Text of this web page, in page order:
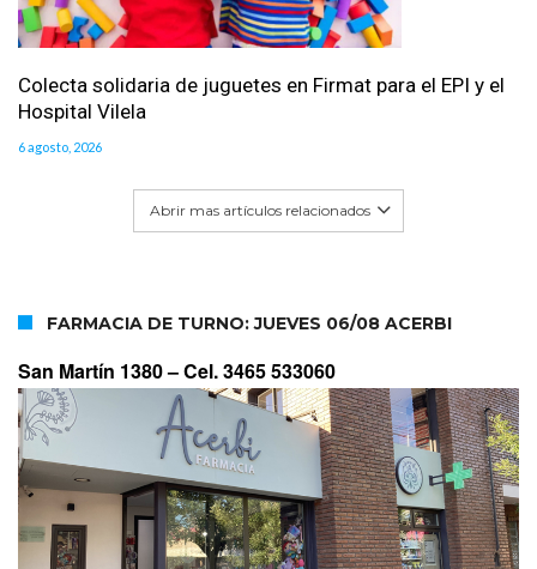
Colecta solidaria de juguetes en Firmat para el EPI y el
Hospital Vilela
6 agosto, 2026
Abrir mas artículos relacionados
FARMACIA DE TURNO: JUEVES 06/08 ACERBI
San Martín 1380 –Cel. 3465 533060